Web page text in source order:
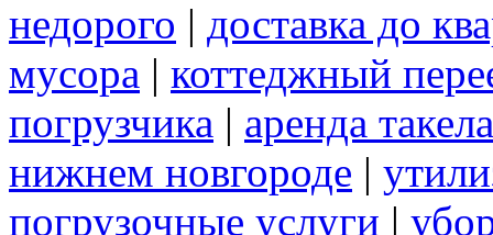
недорого | доставка до
мусора | коттеджный
погрузчика | аренда
нижнем новгороде |
погрузочные услуги |